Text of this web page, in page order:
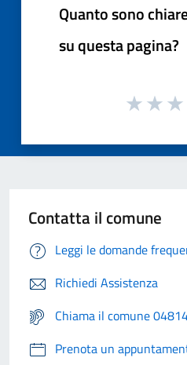
Quanto sono
su questa pagina?
Contatta il comune
Leggi le domande
Richiedi Assistenza
Chiama il comune
Prenota un